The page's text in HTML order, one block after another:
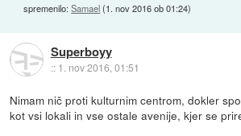
spremenilo:Samael(1. nov 2016 ob 01:24)
Superboyy
:: 1. nov 2016, 01:51
Nimam nič proti kulturnim centrom, dokler
kot vsi lokali in vse ostale avenije, kjer se